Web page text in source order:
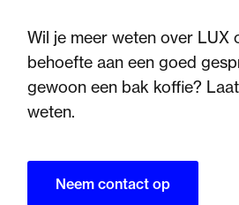
Wil je meer weten over LUX
behoefte aan een goed
gewoon een bak koffie?
weten.
Neem contact op